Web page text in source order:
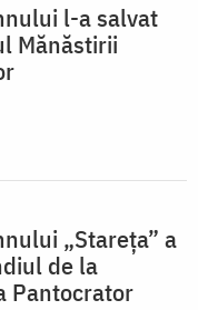
l-a salvat
Mănăstirii
„Stareța” a
de la
Pantocrator